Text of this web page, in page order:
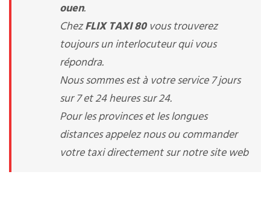
ouen.
ChezFLIX TAXI 80vous trouverez
toujours un interlocuteur qui vous
répondra.
Nous sommes est à votre service 7 jours
sur 7 et 24 heures sur 24.
Pour les provinces et les longues
distances appelez nous ou commander
votre taxi directement sur notre site web